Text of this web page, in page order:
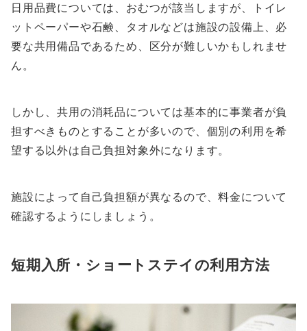
日用品費については、おむつが該当しますが、トイレ
ットペーパーや石鹸、タオルなどは施設の設備上、必
要な共用備品であるため、区分が難しいかもしれませ
ん。
しかし、共用の消耗品については基本的に事業者が負
担すべきものとすることが多いので、個別の利用を希
望する以外は自己負担対象外になります。
施設によって自己負担額が異なるので、料金について
確認するようにしましょう。
短期入所・ショートステイの利用方法